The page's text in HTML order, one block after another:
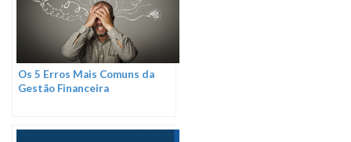
Os 5 Erros Mais Comuns da
Gestão Financeira